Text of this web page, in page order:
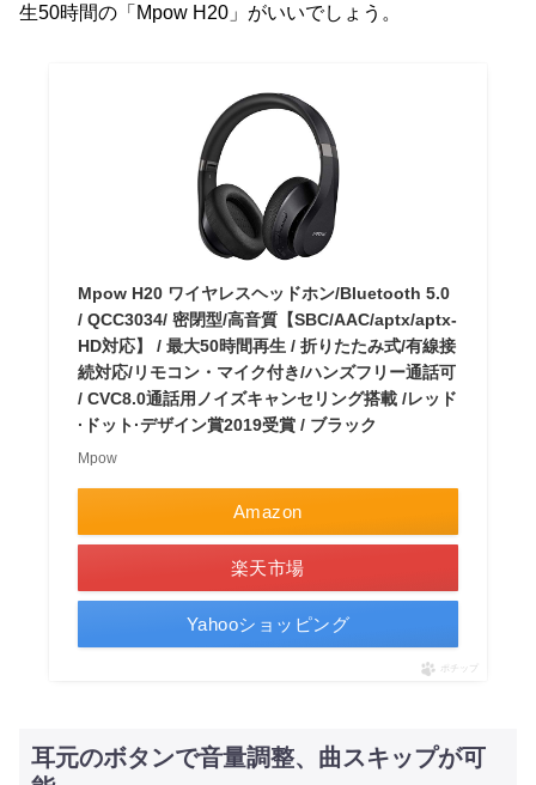
生50時間の「Mpow H20」がいいでしょう。
Mpow H20 ワイヤレスヘッドホン/Bluetooth 5.0
/ QCC3034/ 密閉型/高音質【SBC/AAC/aptx/aptx-
HD対応】 / 最大50時間再生 / 折りたたみ式/有線接
続対応/リモコン・マイク付き/ハンズフリー通話可
/ CVC8.0通話用ノイズキャンセリング搭載 /レッド
·ドット·デザイン賞2019受賞 / ブラック
Mpow
Amazon
楽天市場
Yahooショッピング
ポチップ
耳元のボタンで音量調整、曲スキップが可